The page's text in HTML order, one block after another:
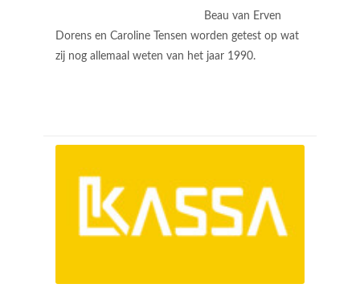
Beau van Erven
Dorens en Caroline Tensen worden getest op wat
zij nog allemaal weten van het jaar 1990.